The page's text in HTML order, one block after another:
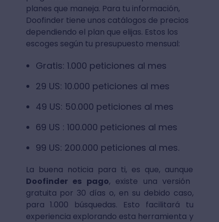
planes que maneja. Para tu información,
Doofinder tiene unos catálogos de precios
dependiendo el plan que elijas. Estos los
escoges según tu presupuesto mensual:
Gratis: 1.000 peticiones al mes
29 US: 10.000 peticiones al mes
49 US: 50.000 peticiones al mes
69 US : 100.000 peticiones al mes
99 US: 200.000 peticiones al mes.
La buena noticia para ti, es que, aunque
Doofinder es pago, existe una versión
gratuita por 30 días o, en su debido caso,
para 1.000 búsquedas. Esto facilitará tu
experiencia explorando esta herramienta y